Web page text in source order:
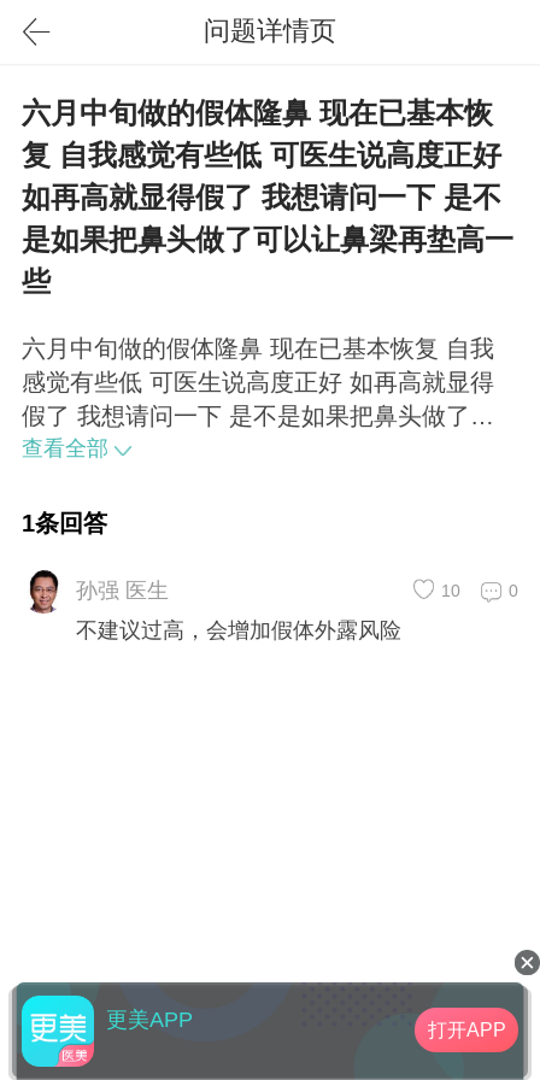
问题详情页
六月中旬做的假体隆鼻 现在已基本恢
复 自我感觉有些低 可医生说高度正好
如再高就显得假了 我想请问一下 是不
是如果把鼻头做了可以让鼻梁再垫高一
些
六月中旬做的假体隆鼻 现在已基本恢复 自我
感觉有些低 可医生说高度正好 如再高就显得
假了 我想请问一下 是不是如果把鼻头做了可
以让鼻梁再垫高一些？鼻部综合调整是不是好
间可以 去北京公立医院价位在多少
查看全部
1条回答
孙强 医生 0
10
不建议过高，会增加假体外露风险
更美APP 打开APP